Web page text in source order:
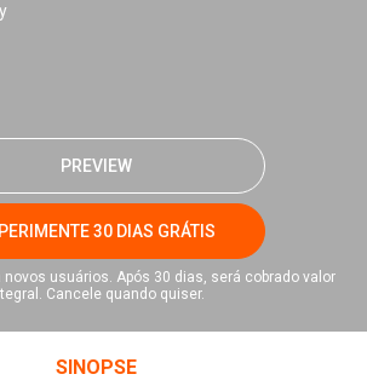
PREVIEW
30 DIAS GRÁTIS
novos usuários. Após 30 dias, será cobrado valor
Cancele quando quiser.
SINOPSE